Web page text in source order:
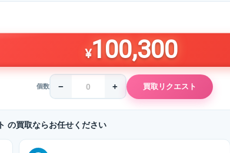
¥100,300
個数 − + 買取リクエスト
の買取ならお任せください